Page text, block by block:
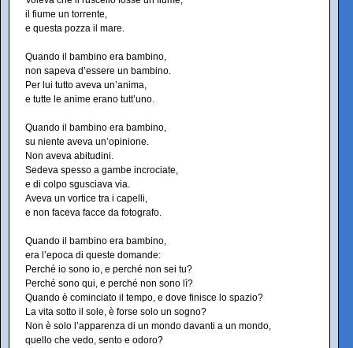
il fiume un torrente,
e questa pozza il mare.
Quando il bambino era bambino,
non sapeva d’essere un bambino.
Per lui tutto aveva un’anima,
e tutte le anime erano tutt’uno.
Quando il bambino era bambino,
su niente aveva un’opinione.
Non aveva abitudini.
Sedeva spesso a gambe incrociate,
e di colpo sgusciava via.
Aveva un vortice tra i capelli,
e non faceva facce da fotografo.
Quando il bambino era bambino,
era l’epoca di queste domande:
Perché io sono io, e perché non sei tu?
Perché sono qui, e perché non sono lì?
Quando è cominciato il tempo, e dove finisce lo spazio?
La vita sotto il sole, è forse solo un sogno?
Non è solo l’apparenza di un mondo davanti a un mondo,
quello che vedo, sento e odoro?